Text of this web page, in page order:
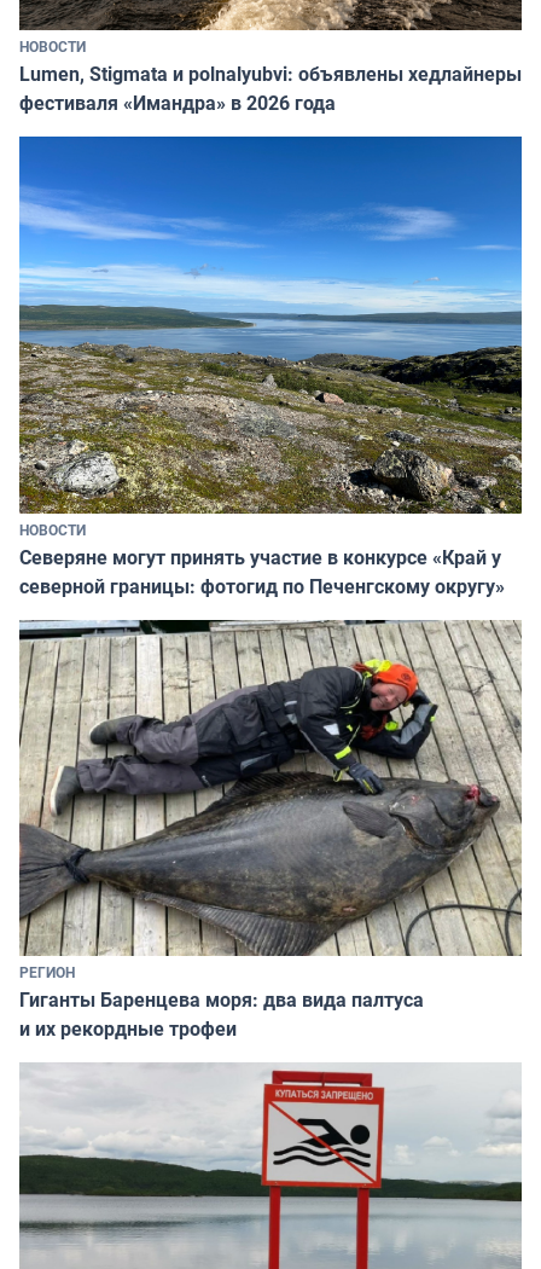
НОВОСТИ
Lumen, Stigmata и polnalyubvi: объявлены хедлайнеры
фестиваля «Имандра» в 2026 года
НОВОСТИ
Северяне могут принять участие в конкурсе «Край у
северной границы: фотогид по Печенгскому округу»
РЕГИОН
Гиганты Баренцева моря: два вида палтуса
и их рекордные трофеи